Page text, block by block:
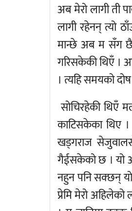
अब मेरो लागी ती
लागी रहेनन् त्यो
मान्छे अब म सँग
गरिसकेकी थिएँ ।
। त्यहि समयको
सोचिरहेकी थिएँ
काटिसकेका थिए
खड्गराज
गैईसकेको छ । यो
नहुन पनि सक्छन् यो
प्रेमि मेरो अहिलेको